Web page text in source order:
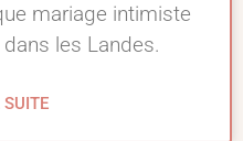
mariage intimiste
les Landes.
SUITE